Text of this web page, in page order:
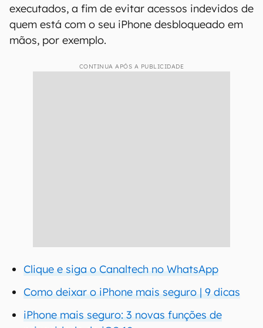
executados, a fim de evitar acessos indevidos de
quem está com o seu iPhone desbloqueado em
mãos, por exemplo.
CONTINUA APÓS A PUBLICIDADE
Clique e siga o Canaltech no WhatsApp
Como deixar o iPhone mais seguro | 9 dicas
iPhone mais seguro: 3 novas funções de